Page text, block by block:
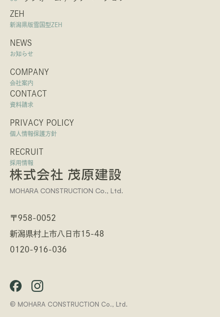
MOHARA CONSTRUCTION Co., Ltd.
〒958-0052
新潟県村上市八日市15-48
0120-916-036
© MOHARA CONSTRUCTION Co., Ltd.
ZEH
新潟県版雪国型ZEH
NEWS
お知らせ
COMPANY
会社案内
CONTACT
資料請求
PRIVACY POLICY
個人情報保護方針
RECRUIT
採用情報